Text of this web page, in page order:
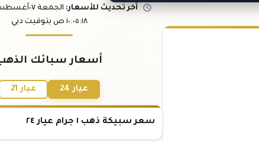
آخر تحديث للأسعار: الجمعة ٠٧
١٠:٠٥:١٨ ص بتوقيت دبي
أسعار سبائك
عيار 24 عيار 21
سعر سبيكة ذهب ١ جرام عيار ٢٤